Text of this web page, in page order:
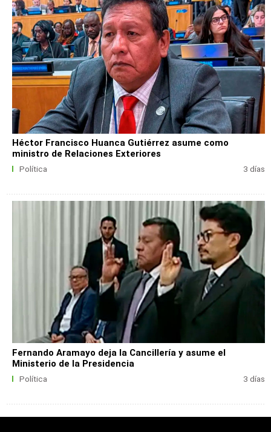
Héctor Francisco Huanca Gutiérrez asume como
ministro de Relaciones Exteriores
Política 3 días
Fernando Aramayo deja la Cancillería y asume el
Ministerio de la Presidencia
Política 3 días